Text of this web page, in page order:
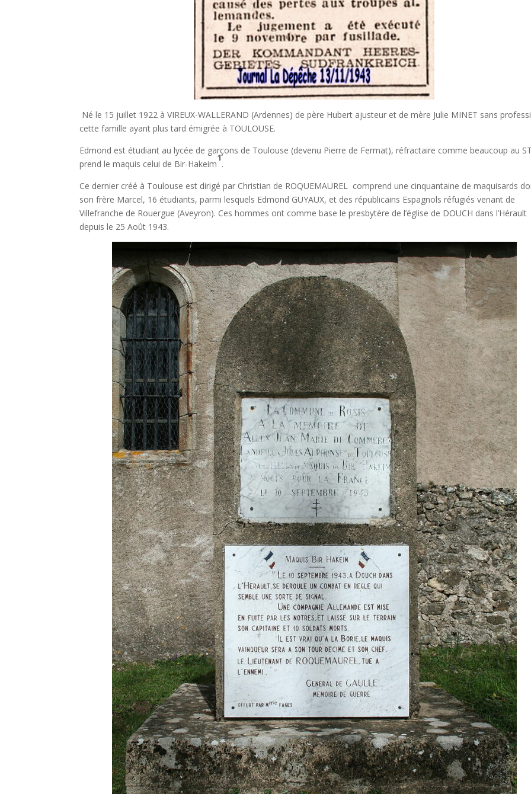
Né le 15 juillet 1922 à VIREUX-WALLERAND (Ardennes) de père Hubert ajusteur et de mère Julie MINET sans
cette famille ayant plus tard émigrée à TOULOUSE.
Edmond est étudiant au lycée de garçons de Toulouse (devenu Pierre de Fermat), réfractaire comme beaucoup au
prend le maquis celui de Bir-Hakeim
1
.
Ce dernier créé à Toulouse est dirigé par Christian de ROQUEMAUREL comprend une cinquantaine de maquisards
son frère Marcel, 16 étudiants, parmi lesquels Edmond GUYAUX, et des républicains Espagnols réfugiés venant de
Villefranche de Rouergue (Aveyron). Ces hommes ont comme base le presbytère de l’église de DOUCH dans l’Hérault
depuis le 25 Août 1943.